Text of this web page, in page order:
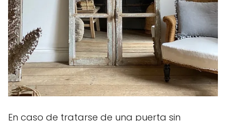
En caso de tratarse de una puerta sin